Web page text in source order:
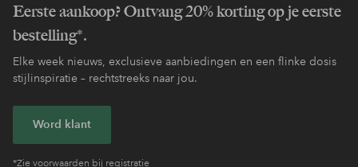
Eerste aankoop? Ontvang 20% korting op je eerste
bestelling*.
Elke week nieuws, exclusieve aanbiedingen en een flinke dosis
stijlinspiratie – rechtstreeks naar jou.
Word klant
*Zie voorwaarden bij registratie